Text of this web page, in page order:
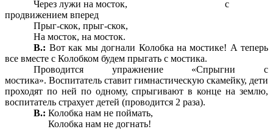
Через лужи на мосток, с
продвижением вперед
Прыг-скок, прыг-скок,
На мосток, на мосток.
В.: Вот как мы догнали Колобка на мостике! А теперь
все вместе с Колобком будем прыгать с мостика.
Проводится упражнение «Спрыгни с
мостика». Воспитатель ставит гимнастическую скамейку, дети
проходят по ней по одному, спрыгивают в конце на землю,
воспитатель страхует детей (проводится 2 раза).
В.: Колобка нам не поймать,
Колобка нам не догнать!